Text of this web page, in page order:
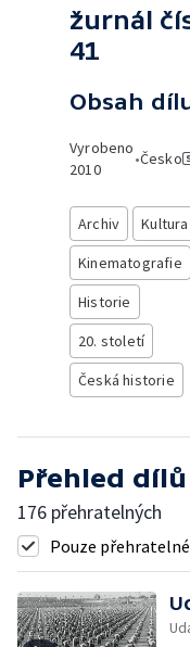
žurnál
41
Obsah
Vyrobeno
2010
•Česko
Archiv
Kultura
Kinematografie
Historie
20. století
Česká historie
Přehled dílů
176 přehratelných
Pouze